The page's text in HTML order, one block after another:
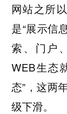
网站之所
是“展示信
索、门户
WEB生态
态”，这两
级下滑。